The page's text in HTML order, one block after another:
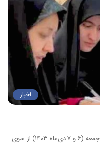
اخبار
رویداد رقابتی- حمایتی نقشی نو پنجشنبه و جمعه (۶ و ۷ دی‌ماه ۱۴۰۳) از سوی